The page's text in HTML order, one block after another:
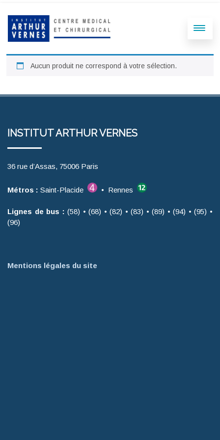
Aucun produit ne correspond à votre sélection.
INSTITUT ARTHUR VERNES
36 rue d’Assas, 75006 Paris
Métros : Saint-Placide • Rennes
Lignes de bus : (58) • (68) • (82) • (83) • (89) • (94) • (95) •
(96)
Mentions légales du site